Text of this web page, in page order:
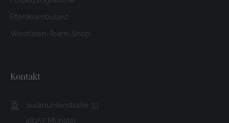
Pferdeambulanz
Westfalen-Team-Shop
Kontakt
Sudmühlenstraße 33
48157 Münster